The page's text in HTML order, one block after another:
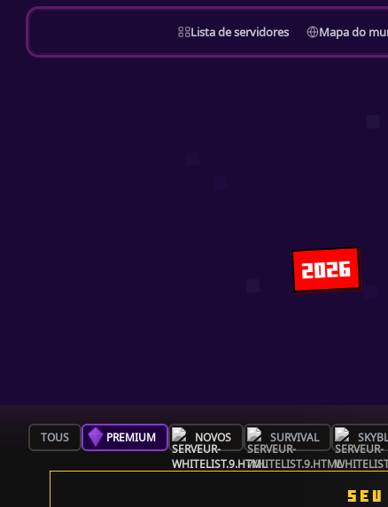
Lista de servidores Mapa do
2026
TOUS PREMIUM NOVOS SURVIVAL